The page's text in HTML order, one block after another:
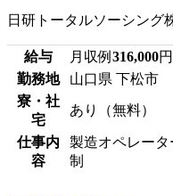
日研トータルソーシング
給与 月収例 316,000円
勤務地
山口県 下松市
寮・社
宅
あり（無料）
仕事内
容
製造オペレー
制